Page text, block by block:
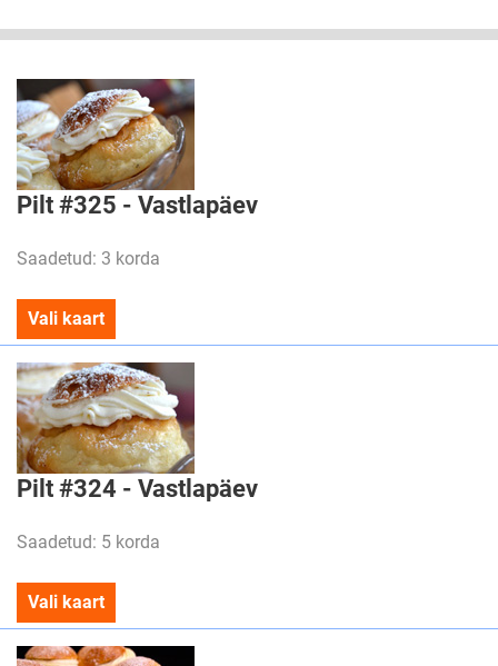
Pilt #325 - Vastlapäev
Saadetud: 3 korda
Vali kaart
Pilt #324 - Vastlapäev
Saadetud: 5 korda
Vali kaart